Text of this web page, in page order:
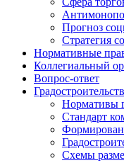
Прогноз
Стратегия
Нормативные
Коллегиальный
Вопрос-ответ
Нормативы
Стандарт
Схемы